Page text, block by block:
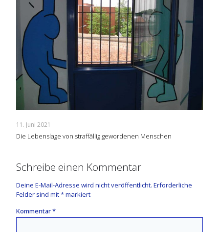
11. Juni 2021
Die Lebenslage von straffällig gewordenen Menschen
Schreibe einen Kommentar
Deine E-Mail-Adresse wird nicht veröffentlicht. Erforderliche
Felder sind mit*markiert
Kommentar*